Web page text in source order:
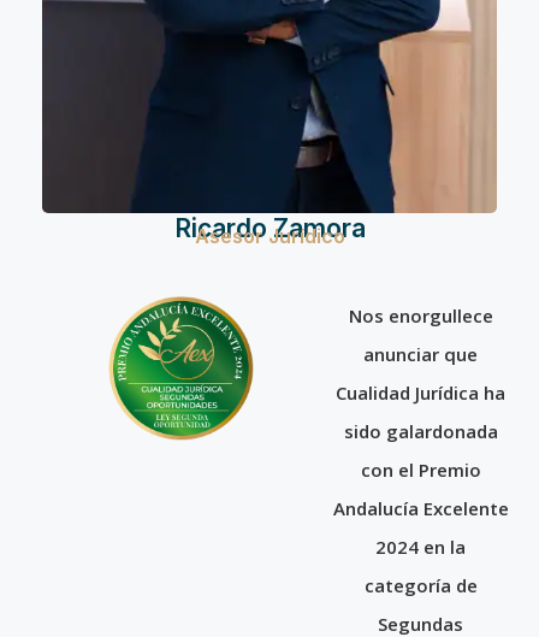
Ricardo Zamora
Asesor Jurídico
Nos enorgullece
anunciar que
Cualidad Jurídica ha
sido galardonada
con el Premio
Andalucía Excelente
2024 en la
categoría de
Segundas